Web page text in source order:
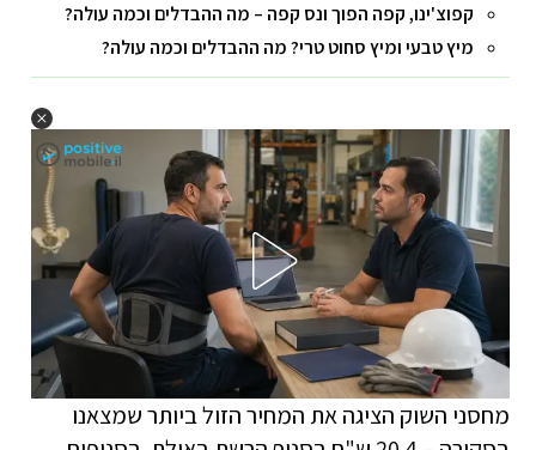
קפוצ'ינו, קפה הפוך ונס קפה – מה ההבדלים וכמה עולה?
מיץ טבעי ומיץ סחוט טרי? מה ההבדלים וכמה עולה?
מחסני השוק הציגה את המחיר הזול ביותר שמצאנו